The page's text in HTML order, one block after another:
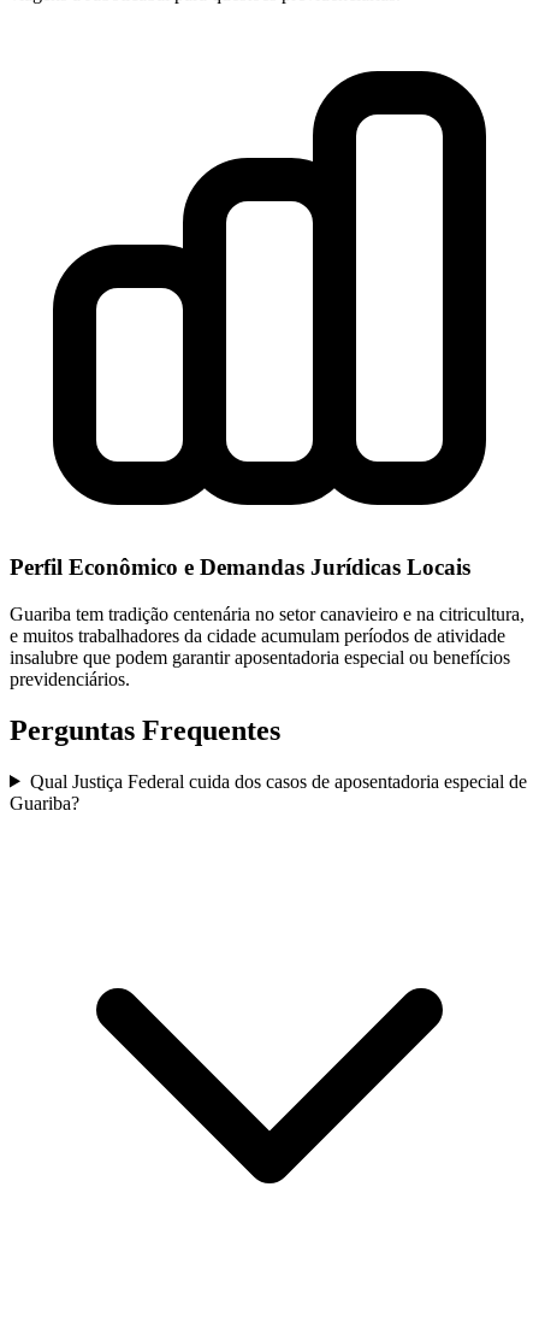
Perfil Econômico e Demandas Jurídicas Locais
Guariba tem tradição centenária no setor canavieiro e na citricultura,
e muitos trabalhadores da cidade acumulam períodos de atividade
insalubre que podem garantir aposentadoria especial ou benefícios
previdenciários.
Perguntas Frequentes
Qual Justiça Federal cuida dos casos de aposentadoria especial de
Guariba?